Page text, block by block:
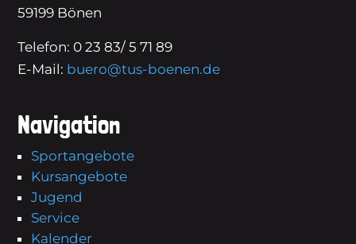
59199 Bönen
Telefon: 0 23 83/ 5 71 89
E-Mail: buero@tus-boenen.de
Navigation
Sportangebote
Kursangebote
Jugend
Service
Kalender